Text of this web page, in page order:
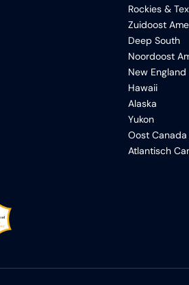
Rockies &
Zuidoost
Deep South
Noordoost
New England
Hawaii
Alaska
Yukon
Oost Canada
Atlantisch